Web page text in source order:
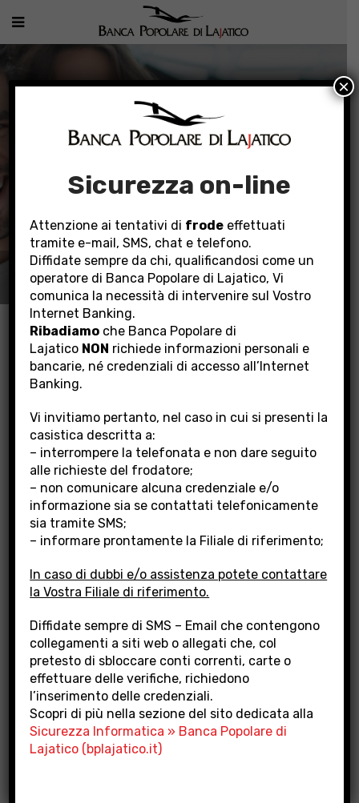
PRODOTTI PER PRIVATI
Home Prodotti per Privati
SÌCRESCE DINAMICO
Banca Popolare di Lajatico mette a tua
disposizione la pozza finanziaria SìCresce
Dinamico Plus per assicurarti la soluzione più
efficace alle tue esigenze di investimento.
Sicurezza on-line
Attenzione ai tentativi di frode effettuati
tramite e-mail, SMS, chat e telefono.
Diffidate sempre da chi, qualificandosi come un
operatore di Banca Popolare di Lajatico, Vi
comunica la necessità di intervenire sul Vostro
Internet Banking.
Ribadiamo che Banca Popolare di
Lajatico NON richiede informazioni personali e
bancarie, né credenziali di accesso all’Internet
Banking.
Vi invitiamo pertanto, nel caso in cui si presenti la
casistica descritta a:
– interrompere la telefonata e non dare seguito
alle richieste del frodatore;
– non comunicare alcuna credenziale e/o
informazione sia se contattati telefonicamente
sia tramite SMS;
– informare prontamente la Filiale di riferimento;
In caso di dubbi e/o assistenza potete contattare
la Vostra Filiale di riferimento.
Diffidate sempre di SMS – Email che contengono
collegamenti a siti web o allegati che, col
pretesto di sbloccare conti correnti, carte o
effettuare delle verifiche, richiedono
l’inserimento delle credenziali.
Scopri di più nella sezione del sito dedicata alla
Sicurezza Informatica » Banca Popolare di
Lajatico (bplajatico.it)
×